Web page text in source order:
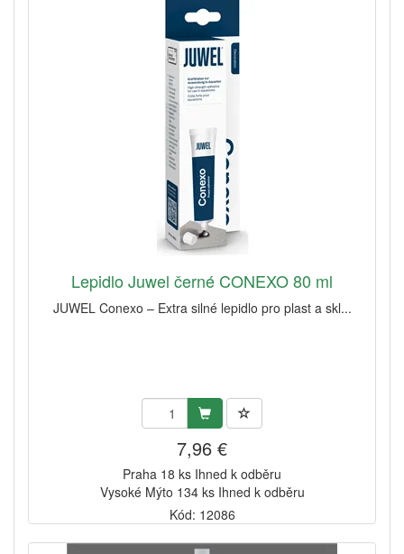
Lepidlo Juwel černé CONEXO 80 ml
JUWEL Conexo – Extra silné lepidlo pro plast a skl...
7,96 €
Praha 18 ks Ihned k odběru
Vysoké Mýto 134 ks Ihned k odběru
Kód: 12086